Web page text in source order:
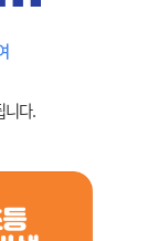
니다.